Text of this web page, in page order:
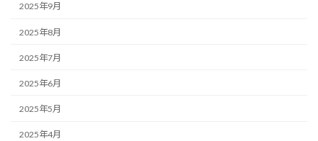
2025年9月
2025年8月
2025年7月
2025年6月
2025年5月
2025年4月